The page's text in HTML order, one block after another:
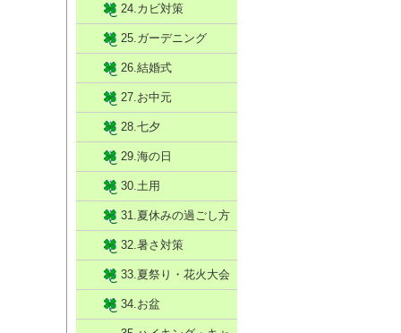
24.カビ対策
25.ガーデニング
26.結婚式
27.お中元
28.七夕
29.海の日
30.土用
31.夏休みの過ごし方
32.暑さ対策
33.夏祭り・花火大会
34.お盆